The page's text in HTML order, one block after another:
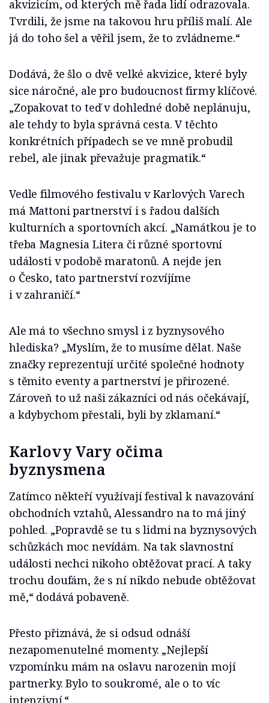
akvizicím, od kterých mě řada lidí odrazovala.
Tvrdili, že jsme na takovou hru příliš malí. Ale
já do toho šel a věřil jsem, že to zvládneme.“
Dodává, že šlo o dvě velké akvizice, které byly
sice náročné, ale pro budoucnost firmy klíčové.
„Zopakovat to teď v dohledné době neplánuju,
ale tehdy to byla správná cesta. V těchto
konkrétních případech se ve mně probudil
rebel, ale jinak převažuje pragmatik.“
Vedle filmového festivalu v Karlových Varech
má Mattoni partnerství i s řadou dalších
kulturních a sportovních akcí. „Namátkou je to
třeba Magnesia Litera či různé sportovní
události v podobě maratonů. A nejde jen
o Česko, tato partnerství rozvíjíme
i v zahraničí.“
Ale má to všechno smysl i z byznysového
hlediska? „Myslím, že to musíme dělat. Naše
značky reprezentují určité společné hodnoty
s těmito eventy a partnerství je přirozené.
Zároveň to už naši zákazníci od nás očekávají,
a kdybychom přestali, byli by zklamaní.“
Karlovy Vary očima
byznysmena
Zatímco někteří využívají festival k navazování
obchodních vztahů, Alessandro na to má jiný
pohled. „Popravdě se tu s lidmi na byznysových
schůzkách moc nevídám. Na tak slavnostní
události nechci nikoho obtěžovat prací. A taky
trochu doufám, že s ní nikdo nebude obtěžovat
mě,“ dodává pobaveně.
Přesto přiznává, že si odsud odnáší
nezapomenutelné momenty. „Nejlepší
vzpomínku mám na oslavu narozenin mojí
partnerky. Bylo to soukromé, ale o to víc
intenzivní.“